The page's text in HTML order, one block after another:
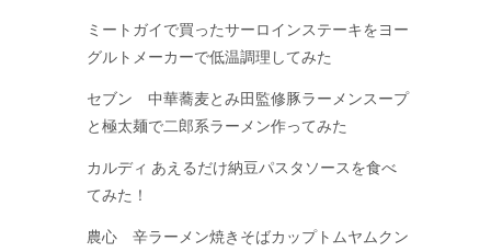
ミートガイで買ったサーロインステーキをヨー
グルトメーカーで低温調理してみた
セブン 中華蕎麦とみ田監修豚ラーメンスープ
と極太麺で二郎系ラーメン作ってみた
カルディ あえるだけ納豆パスタソースを食べ
てみた！
農心 辛ラーメン焼きそばカップトムヤムクン